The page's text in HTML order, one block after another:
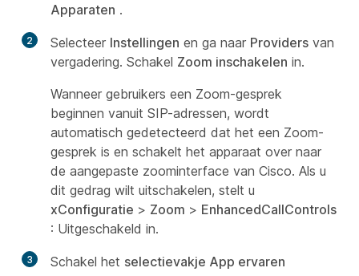
Apparaten .
2 Selecteer Instellingen en ga naar Providers van
vergadering. Schakel Zoom inschakelen in.
Wanneer gebruikers een Zoom-gesprek
beginnen vanuit SIP-adressen, wordt
automatisch gedetecteerd dat het een Zoom-
gesprek is en schakelt het apparaat over naar
de aangepaste zoominterface van Cisco. Als u
dit gedrag wilt uitschakelen, stelt u
xConfiguratie > Zoom > EnhancedCallControls
: Uitgeschakeld in.
3 Schakel het selectievakje App ervaren